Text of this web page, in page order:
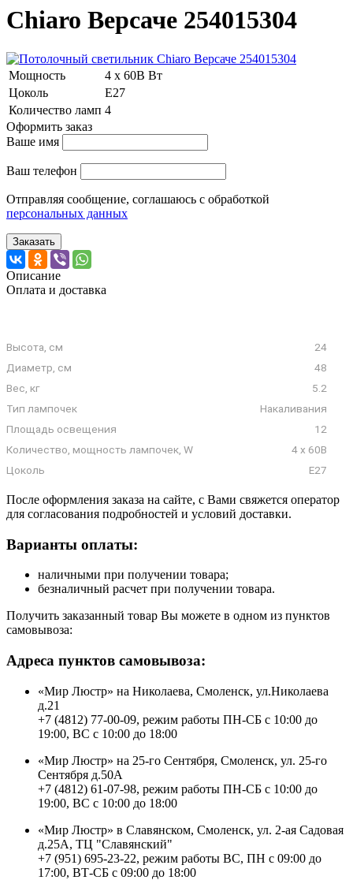
Chiaro Версаче 254015304
Мощность
4 x 60В Вт
Цоколь
E27
Количество ламп 4
Оформить заказ
Ваше имя
Ваш телефон
Отправляя сообщение, соглашаюсь с обработкой
персональных данных
Заказать
Описание
Оплата и доставка
Высота, см
24
Диаметр, см
48
Вес, кг
5.2
Тип лампочек
Накаливания
Площадь освещения
12
Количество, мощность лампочек, W
4 x 60В
Цоколь
E27
После оформления заказа на сайте, с Вами свяжется оператор
для согласования подробностей и условий доставки.
Варианты оплаты:
наличными при получении товара;
безналичный расчет при получении товара.
Получить заказанный товар Вы можете в одном из пунктов
самовывоза:
Адреса пунктов самовывоза:
«Мир Люстр» на Николаева, Смоленск, ул.Николаева
д.21
+7 (4812) 77-00-09, режим работы ПН-СБ с 10:00 до
19:00, ВС с 10:00 до 18:00
«Мир Люстр» на 25-го Сентября, Смоленск, ул. 25-го
Сентября д.50А
+7 (4812) 61-07-98, режим работы ПН-СБ с 10:00 до
19:00, ВС с 10:00 до 18:00
«Мир Люстр» в Славянском, Смоленск, ул. 2-ая Садовая
д.25А, ТЦ "Славянский"
+7 (951) 695-23-22, режим работы ВС, ПН с 09:00 до
17:00, ВТ-СБ с 09:00 до 18:00